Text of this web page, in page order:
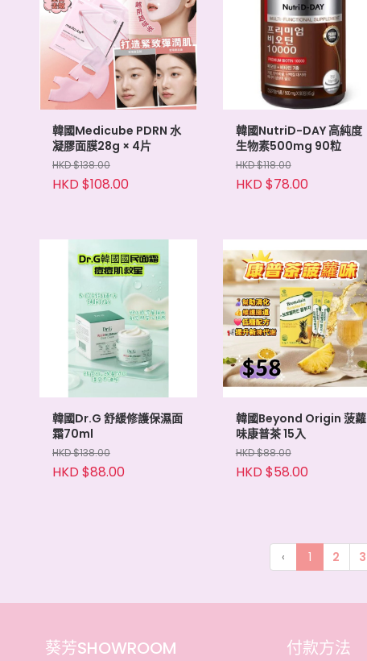
韓國Medicube PDRN 水
凝膠面膜28g × 4片
HKD $138.00
HKD $108.00
韓國NutriD-DAY 高純度
生物素500mg 90粒
HKD $118.00
HKD $78.00
韓國Dr.G 舒緩修護保濕面
霜70ml
HKD $138.00
HKD $88.00
韓國Beyond Origin 菠蘿
味康普茶 15入
HKD $88.00
HKD $58.00
‹ 1 2 3
葵芳SHOWROOM 付款方法